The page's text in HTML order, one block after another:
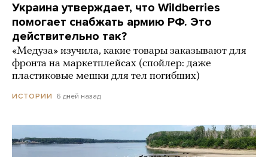
Украина утверждает, что Wildberries
помогает снабжать армию РФ. Это
действительно так?
«Медуза» изучила, какие товары заказывают для
фронта на маркетплейсах (спойлер: даже
пластиковые мешки для тел погибших)
ИСТОРИИ 6 дней назад